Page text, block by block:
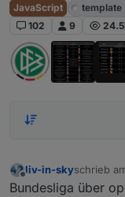
JavaScript template
102
9
Offline
liv-in-skyschrieb
zuletzt
Bundesliga über